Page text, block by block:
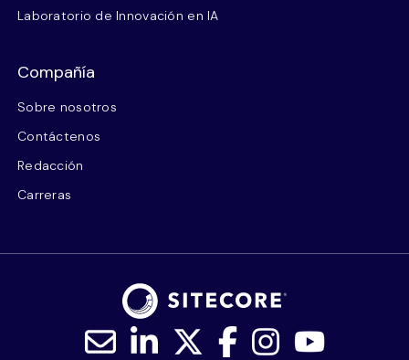
Laboratorio de Innovación en IA
Compañía
Sobre nosotros
Contáctenos
Redacción
Carreras